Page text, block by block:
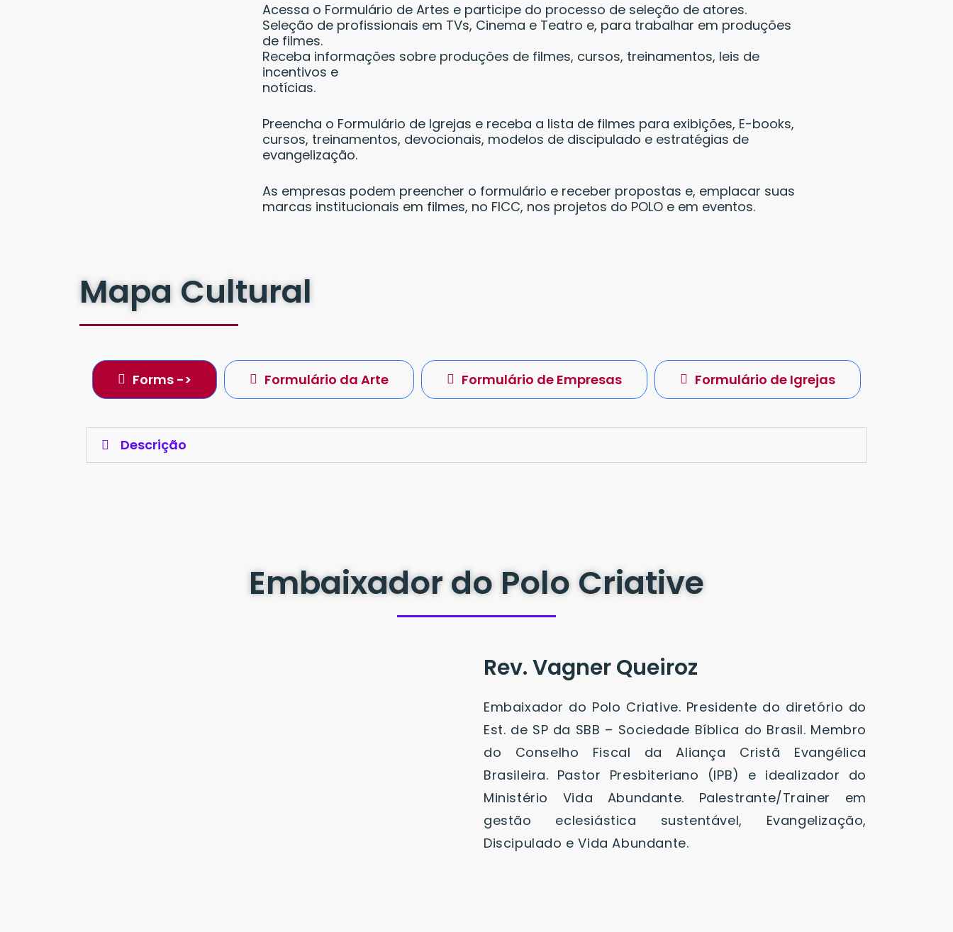
Acessa o Formulário de Artes e participe do processo de seleção de atores.
Seleção de profissionais em TVs, Cinema e Teatro e, para trabalhar em produções
de filmes.
Receba informações sobre produções de filmes, cursos, treinamentos, leis de
incentivos e
notícias.
Preencha o Formulário de Igrejas e receba a lista de filmes para exibições, E-books,
cursos, treinamentos, devocionais, modelos de discipulado e estratégias de
evangelização.
As empresas podem preencher o formulário e receber propostas e, emplacar suas
marcas institucionais em filmes, no FICC, nos projetos do POLO e em eventos.
Mapa Cultural
Forms -> Formulário da Arte Formulário de Empresas Formulário de Igrejas
Descrição
Embaixador do Polo Criative
Rev. Vagner Queiroz
Embaixador do Polo Criative. Presidente do diretório do
Est. de SP da SBB – Sociedade Bíblica do Brasil. Membro
do Conselho Fiscal da Aliança Cristã Evangélica
Brasileira. Pastor Presbiteriano (IPB) e idealizador do
Ministério Vida Abundante. Palestrante/Trainer em
gestão eclesiástica sustentável, Evangelização,
Discipulado e Vida Abundante.